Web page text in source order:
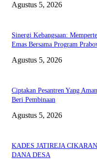
Agustus 5, 2026
Sinergi Kebangsaan:
Emas Bersama Program
Agustus 5, 2026
Ciptakan Pesantren Yang
Beri Pembinaan
Agustus 5, 2026
KADES JATIREJA
DANA DESA